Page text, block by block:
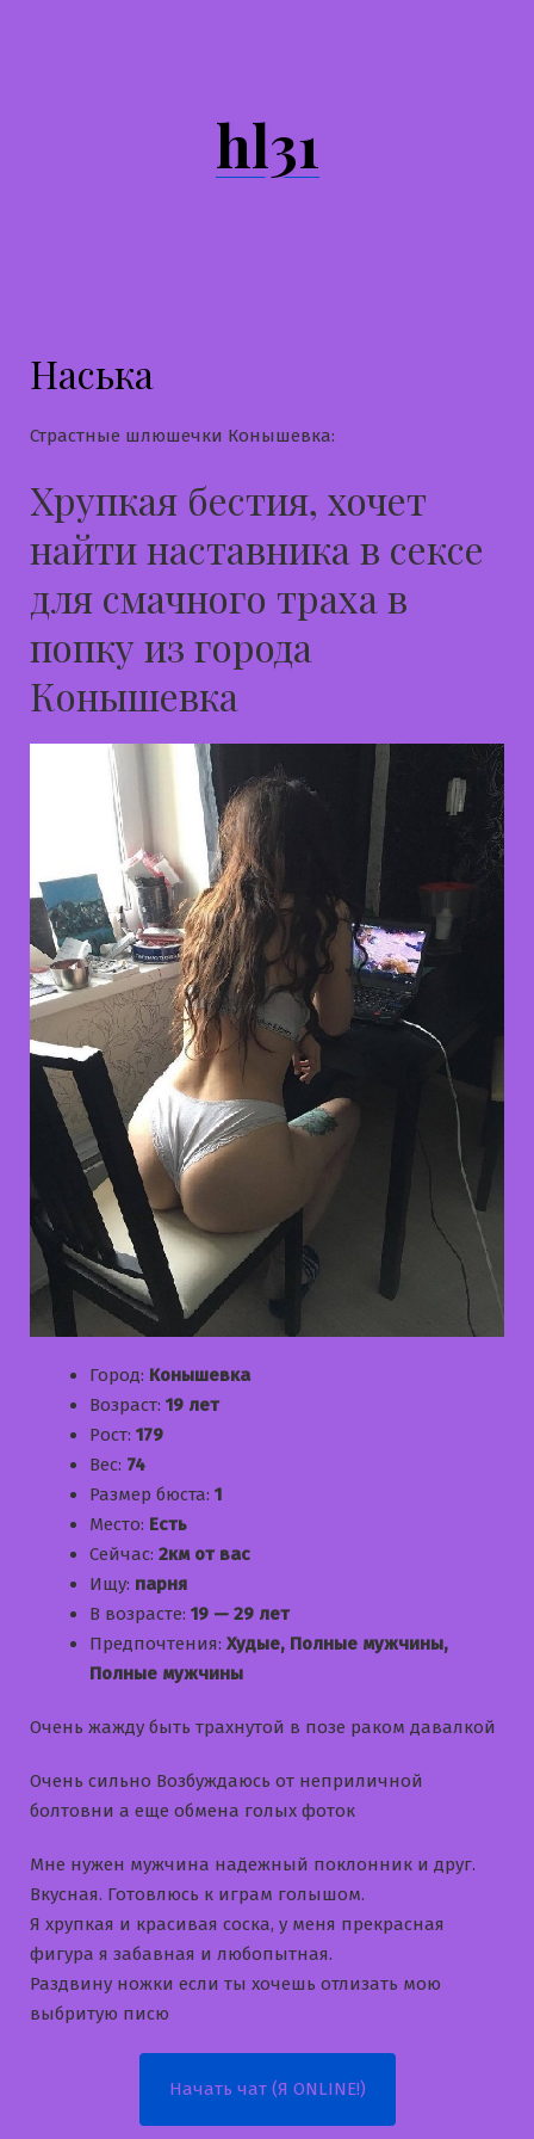
hl31
Наська
Страстные шлюшечки Конышевка:
Хрупкая бестия, хочет
найти наставника в сексе
для смачного траха в
попку из города
Конышевка
Город: Конышевка
Возраст: 19 лет
Рост: 179
Вес: 74
Размер бюста: 1
Место: Есть
Сейчас: 2км от вас
Ищу: парня
В возрасте: 19 — 29 лет
Предпочтения: Худые, Полные мужчины,
Полные мужчины
Очень жажду быть трахнутой в позе раком давалкой
Очень сильно Возбуждаюсь от неприличной
болтовни а еще обмена голых фоток
Мне нужен мужчина надежный поклонник и друг.
Вкусная. Готовлюсь к играм голышом.
Я хрупкая и красивая соска, у меня прекрасная
фигура я забавная и любопытная.
Раздвину ножки если ты хочешь отлизать мою
выбритую писю
Начать чат (Я ONLINE!)